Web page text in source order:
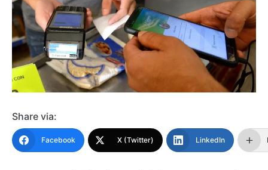
Share via:
Facebook X (Twitter) LinkedIn